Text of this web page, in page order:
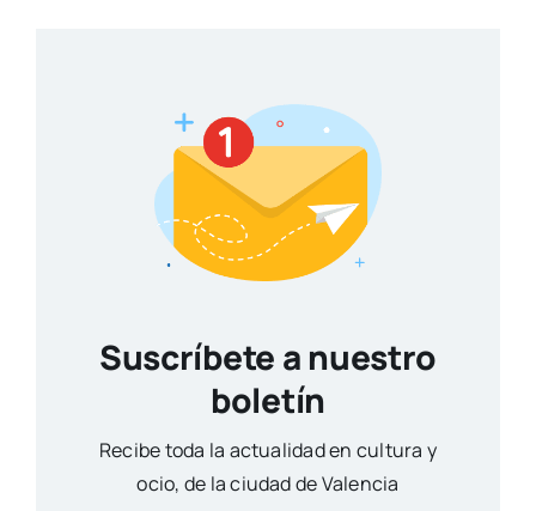
Suscríbete a nuestro
boletín
Reci­be toda la actua­li­dad en cul­tu­ra y
ocio, de la ciu­dad de Valen­cia